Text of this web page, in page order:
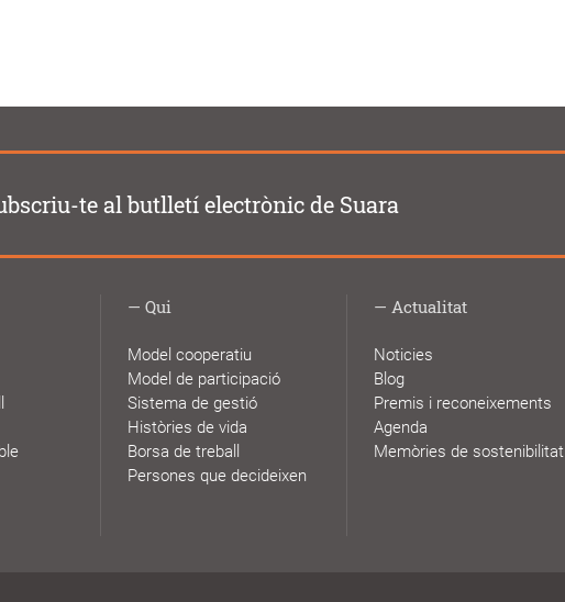
te al butlletí electrònic de Suara
Qui
Model cooperatiu
Model de participació
Sistema de gestió
Històries de vida
Borsa de treball
Persones que decideixen
Actualitat
Noticies
Blog
Premis i reconeixements
Agenda
Memòries de sostenibilitat